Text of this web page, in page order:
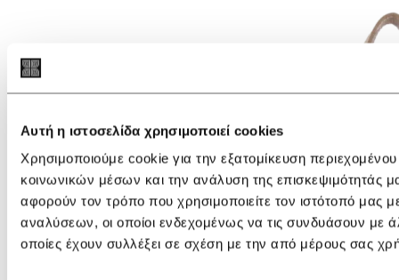
Αυτή η ιστοσελίδα χρησιμοποιεί cookies
Χρησιμοποιούμε cookie για την εξατομίκευση
κοινωνικών μέσων και την ανάλυση της επισκεψιμότητάς
αφορούν τον τρόπο που χρησιμοποιείτε τον ιστότοπό μας
αναλύσεων, οι οποίοι ενδεχομένως να τις συνδυάσουν με
οποίες έχουν συλλέξει σε σχέση με την από μέρους σας